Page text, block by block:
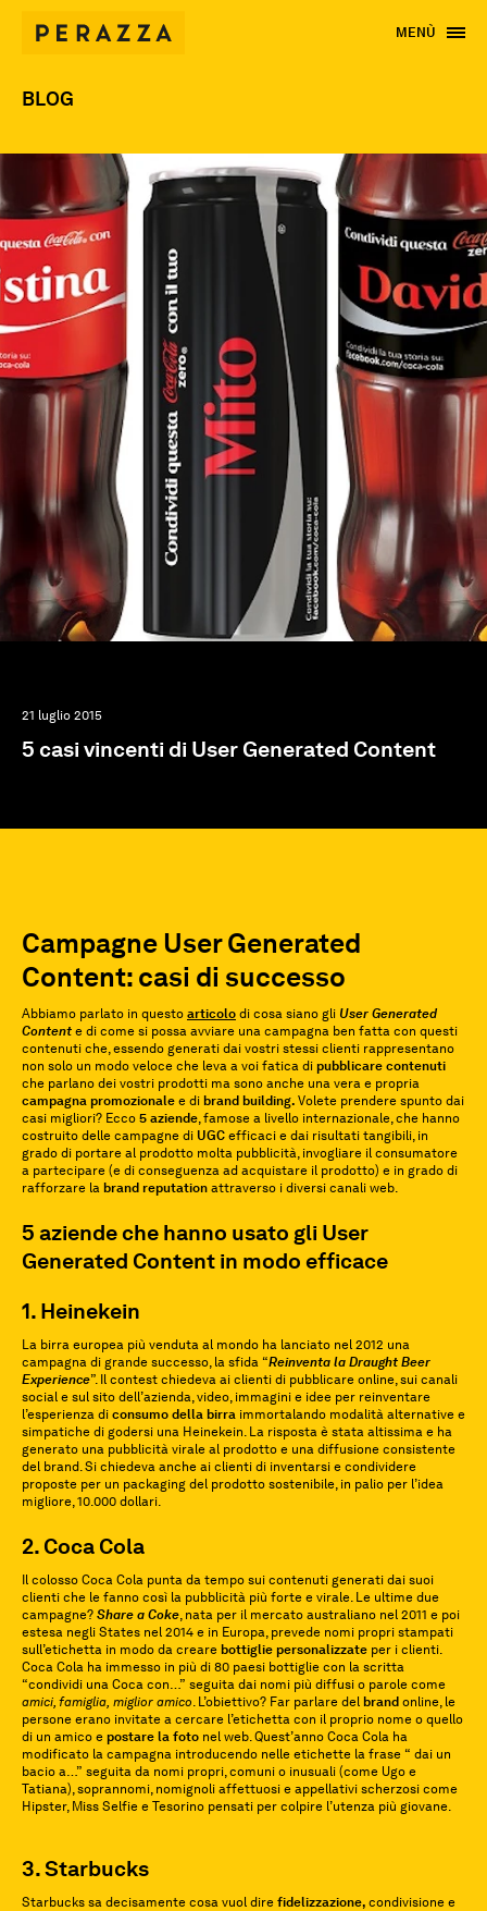
MENÙ
BLOG
21 luglio 2015
5 casi vincenti di User Generated Content
Campagne User Generated
Content: casi di successo
Abbiamo parlato in questo articolo di cosa siano gli User Generated
Content e di come si possa avviare una campagna ben fatta con questi
contenuti che, essendo generati dai vostri stessi clienti rappresentano
non solo un modo veloce che leva a voi fatica di pubblicare contenuti
che parlano dei vostri prodotti ma sono anche una vera e propria
campagna promozionale e di brand building. Volete prendere spunto dai
casi migliori? Ecco 5 aziende, famose a livello internazionale, che hanno
costruito delle campagne di UGC efficaci e dai risultati tangibili, in
grado di portare al prodotto molta pubblicità, invogliare il consumatore
a partecipare (e di conseguenza ad acquistare il prodotto) e in grado di
rafforzare la brand reputation attraverso i diversi canali web.
5 aziende che hanno usato gli User
Generated Content in modo efficace
1. Heinekein
La birra europea più venduta al mondo ha lanciato nel 2012 una
campagna di grande successo, la sfida “Reinventa la Draught Beer
Experience”. Il contest chiedeva ai clienti di pubblicare online, sui canali
social e sul sito dell’azienda, video, immagini e idee per reinventare
l’esperienza di consumo della birra immortalando modalità alternative e
simpatiche di godersi una Heinekein. La risposta è stata altissima e ha
generato una pubblicità virale al prodotto e una diffusione consistente
del brand. Si chiedeva anche ai clienti di inventarsi e condividere
proposte per un packaging del prodotto sostenibile, in palio per l’idea
migliore, 10.000 dollari.
2. Coca Cola
Il colosso Coca Cola punta da tempo sui contenuti generati dai suoi
clienti che le fanno così la pubblicità più forte e virale. Le ultime due
campagne? Share a Coke, nata per il mercato australiano nel 2011 e poi
estesa negli States nel 2014 e in Europa, prevede nomi propri stampati
sull’etichetta in modo da creare bottiglie personalizzate per i clienti.
Coca Cola ha immesso in più di 80 paesi bottiglie con la scritta
“condividi una Coca con…” seguita dai nomi più diffusi o parole come
amici, famiglia, miglior amico. L’obiettivo? Far parlare del brand online, le
persone erano invitate a cercare l’etichetta con il proprio nome o quello
di un amico e postare la foto nel web. Quest’anno Coca Cola ha
modificato la campagna introducendo nelle etichette la frase “ dai un
bacio a…” seguita da nomi propri, comuni o inusuali (come Ugo e
Tatiana), soprannomi, nomignoli affettuosi e appellativi scherzosi come
Hipster, Miss Selfie e Tesorino pensati per colpire l’utenza più giovane.
3. Starbucks
Starbucks sa decisamente cosa vuol dire fidelizzazione, condivisione e